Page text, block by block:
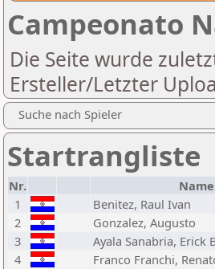
Campeonato
Die Seite wurde
Ersteller/Letzter
Suche nach Spieler
Startrangliste
Nr. Name
1
Benitez, Raul Ivan
2
Gonzalez, Augusto
3
Ayala Sanabria, Erick
4
Franco Franchi,